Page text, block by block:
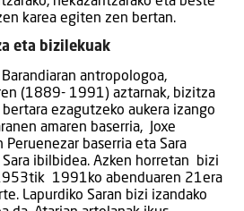
karea egiten zen bertan.
eta bizilekuak
antropologoa,
(1889- 1991) aztarnak, bizitza
ezagutzeko aukera izango
amaren baserria, Joxe
baserria eta Sara
ibilbidea. Azken horretan bizi
1991ko abenduaren 21era
Lapurdiko Saran bizi izandako